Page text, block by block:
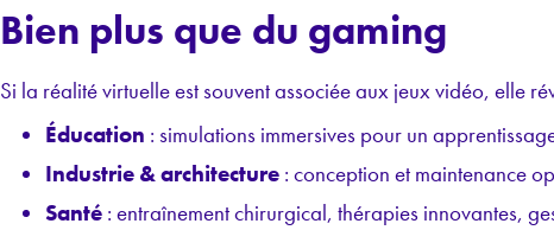
Bien plus que du gaming
Si la réalité virtuelle est souvent associée aux jeux vidéo, elle
Éducation : simulations immersives pour un
Industrie & architecture : conception et maintenance
Santé : entraînement chirurgical, thérapies innovantes,